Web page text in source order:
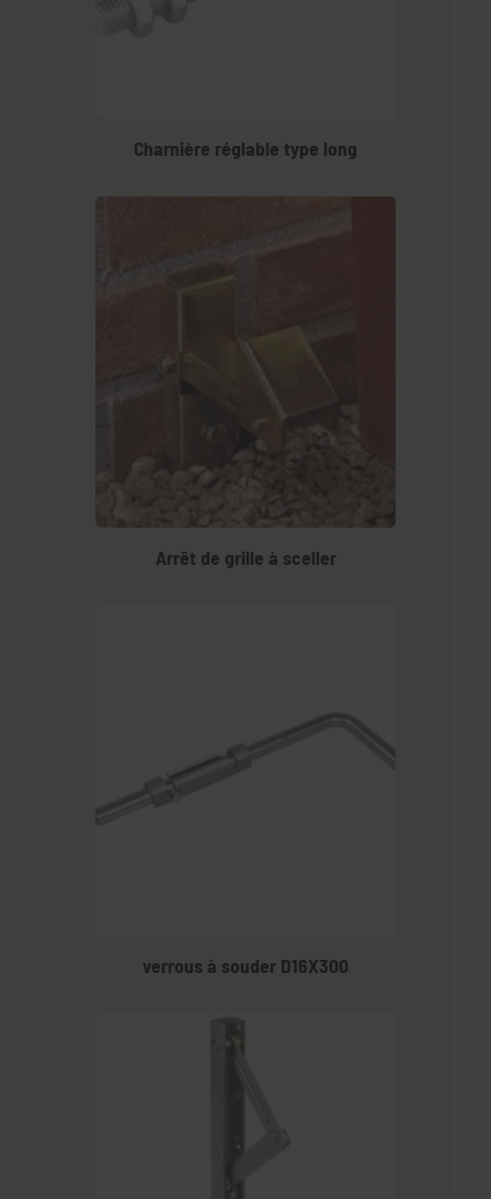
Charnière réglable type long
Arrêt de grille à sceller
verrous à souder D16X300